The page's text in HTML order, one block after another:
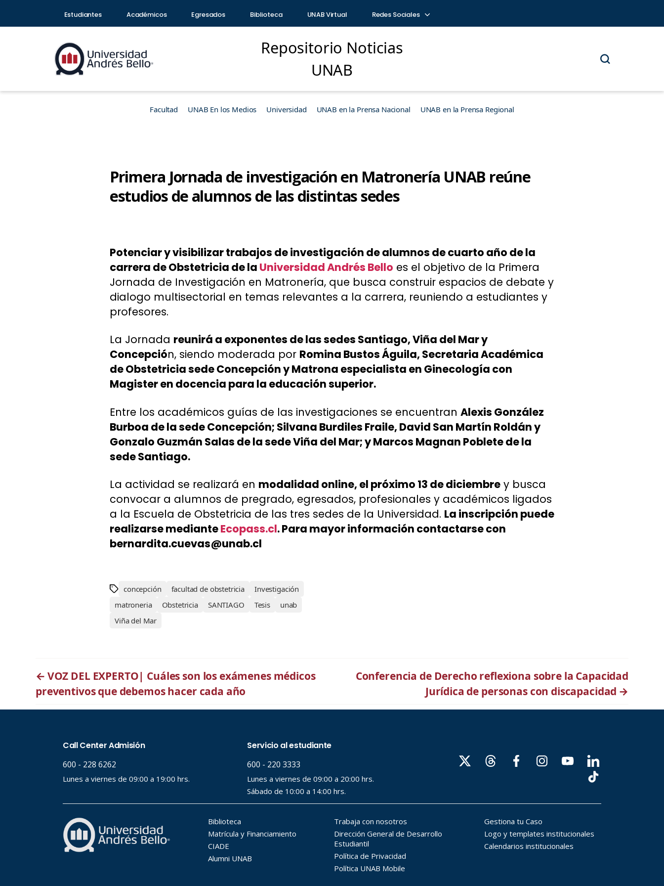
Estudiantes Académicos Egresados Biblioteca UNAB Virtual Redes Sociales
Repositorio Noticias
UNAB
Facultad UNAB En los Medios Universidad UNAB en la Prensa Nacional UNAB en la Prensa Regional
Primera Jornada de investigación en Matronería UNAB reúne
estudios de alumnos de las distintas sedes
Potenciar y visibilizar trabajos de investigación de alumnos de cuarto año de la
carrera de Obstetricia de la Universidad Andrés Bello es el objetivo de la Primera
Jornada de Investigación en Matronería, que busca construir espacios de debate y
dialogo multisectorial en temas relevantes a la carrera, reuniendo a estudiantes y
profesores.
La Jornada reunirá a exponentes de las sedes Santiago, Viña del Mar y
Concepción, siendo moderada por Romina Bustos Águila, Secretaria Académica
de Obstetricia sede Concepción y Matrona especialista en Ginecología con
Magister en docencia para la educación superior.
Entre los académicos guías de las investigaciones se encuentran Alexis González
Burboa de la sede Concepción; Silvana Burdiles Fraile, David San Martín Roldán y
Gonzalo Guzmán Salas de la sede Viña del Mar; y Marcos Magnan Poblete de la
sede Santiago.
La actividad se realizará en modalidad online, el próximo 13 de diciembre y busca
convocar a alumnos de pregrado, egresados, profesionales y académicos ligados
a la Escuela de Obstetricia de las tres sedes de la Universidad. La inscripción puede
realizarse medianteEcopass.cl. Para mayor información contactarse con
bernardita.cuevas@unab.cl
concepción facultad de obstetricia
Investigación
matroneria
Obstetricia SANTIAGO Tesis
unab
Viña del Mar
← VOZ DEL EXPERTO| Cuáles son los exámenes médicos
preventivos que debemos hacer cada año
Conferencia de Derecho reflexiona sobre la Capacidad
Jurídica de personas con discapacidad →